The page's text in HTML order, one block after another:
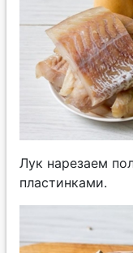
Лук нарезаем
пластинками.